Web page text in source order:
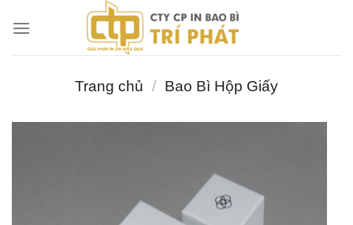
đến
Trang chủ / Bao Bì Hộp Giấy